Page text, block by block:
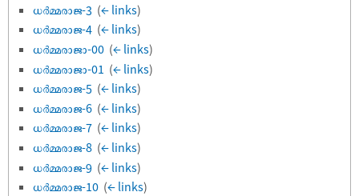
ധർമ്മരാജ-3 (← links)
ധർമ്മരാജ-4 (← links)
ധർമ്മരാജാ-00 (← links)
ധർമ്മരാജാ-01 (← links)
ധർമ്മരാജ-5 (← links)
ധർമ്മരാജ-6 (← links)
ധർമ്മരാജ-7 (← links)
ധർമ്മരാജ-8 (← links)
ധർമ്മരാജ-9 (← links)
ധർമ്മരാജ-10 (← links)